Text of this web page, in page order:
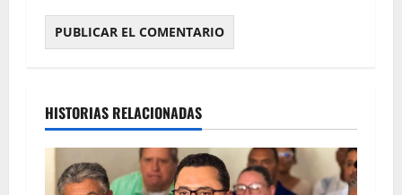
HISTORIAS RELACIONADAS